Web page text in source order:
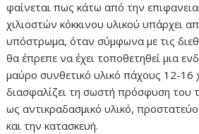
φαίνεται πως κάτω από την
χιλιοστών κόκκινου υλικού υπάρχει
υπόστρωμα, όταν σύμφωνα με τις
θα έπρεπε να έχει τοποθετηθεί μια
μαύρο συνθετικό υλικό πάχους 12-16
διασφαλίζει τη σωστή πρόσφυση του
ως αντικραδασμικό υλικό,
και την κατασκευή.